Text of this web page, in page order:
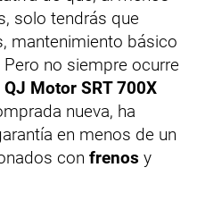
solo tendrás que
mantenimiento básico
no siempre ocurre
QJ Motor SRT 700X
nueva, ha
en menos de un
con frenos y